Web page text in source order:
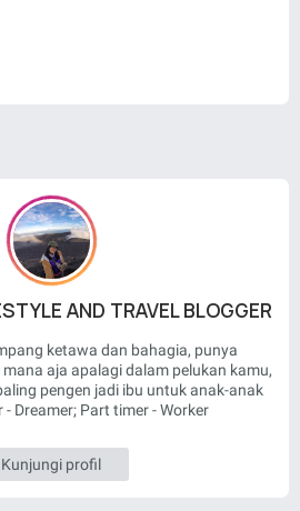
AND TRAVEL BLOGGER
ketawa dan bahagia, punya
aja apalagi dalam pelukan kamu,
pengen jadi ibu untuk anak-anak
- Dreamer; Part timer - Worker
Kunjungi profil